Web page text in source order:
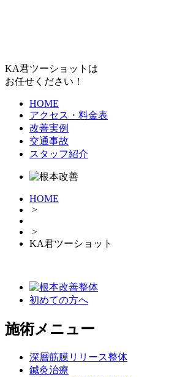
KA君ツーショットは
お任せください！
HOME
アクセス・料金表
改善実例
交通事故
スタッフ紹介
HOME
>
>
KA君ツーショット
初めての方へ
施術メニュー
深層筋膜リリース整体
鍼灸治療